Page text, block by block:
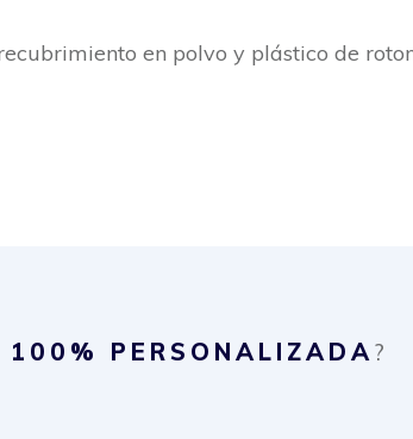
en polvo y plástico de
100% PERSONALIZADA?